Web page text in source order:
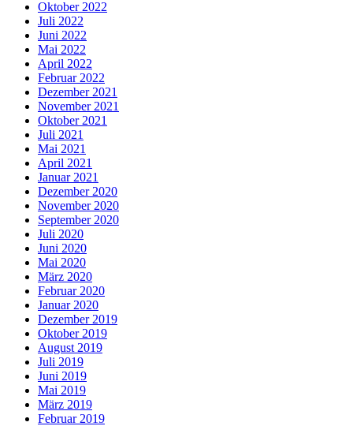
Oktober 2022
Juli 2022
Juni 2022
Mai 2022
April 2022
Februar 2022
Dezember 2021
November 2021
Oktober 2021
Juli 2021
Mai 2021
April 2021
Januar 2021
Dezember 2020
November 2020
September 2020
Juli 2020
Juni 2020
Mai 2020
März 2020
Februar 2020
Januar 2020
Dezember 2019
Oktober 2019
August 2019
Juli 2019
Juni 2019
Mai 2019
März 2019
Februar 2019